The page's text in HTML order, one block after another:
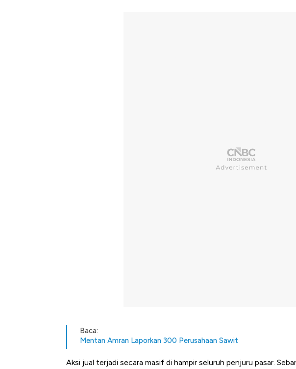
Baca:
Mentan Amran Laporkan 300 Perusahaan Sawit
Aksi jual terjadi secara masif di hampir seluruh penjuru pasar.